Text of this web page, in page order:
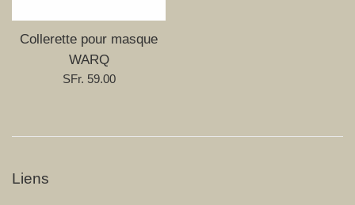
Collerette pour masque
WARQ
Prix
SFr. 59.00
Liens